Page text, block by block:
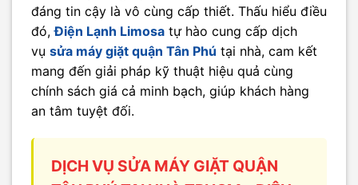
đáng tin cậy là vô cùng cấp thiết. Thấu hiểu điều
đó,Điện Lạnh Limosa tự hào cung cấp dịch
vụ sửa máy giặt quận Tân Phú tại nhà, cam kết
mang đến giải pháp kỹ thuật hiệu quả cùng
chính sách giá cả minh bạch, giúp khách hàng
an tâm tuyệt đối.
DỊCH VỤ SỬA MÁY GIẶT QUẬN